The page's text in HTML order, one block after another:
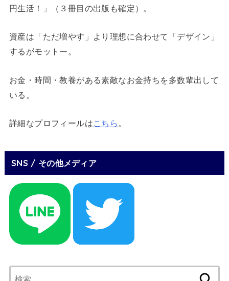
円生活！」（３冊目の出版も確定）。
資産は「ただ増やす」より理想に合わせて「デザイン」
するがモットー。
お金・時間・教養がある素敵なお金持ちを多数輩出して
いる。
詳細なプロフィールはこちら。
SNS / その他メディア